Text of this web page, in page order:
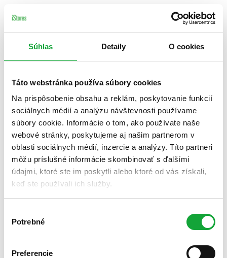
Súhlas Detaily O cookies
Táto webstránka používa súbory cookies
Na prispôsobenie obsahu a reklám, poskytovanie funkcií
sociálnych médií a analýzu návštevnosti používame
súbory cookie. Informácie o tom, ako používate naše
webové stránky, poskytujeme aj našim partnerom v
oblasti sociálnych médií, inzercie a analýzy. Títo partneri
môžu príslušné informácie skombinovať s ďalšími
údajmi, ktoré ste im poskytli alebo ktoré od vás získali,
keď ste používali ich služby.
súhlasu
Potrebné
Preferencie